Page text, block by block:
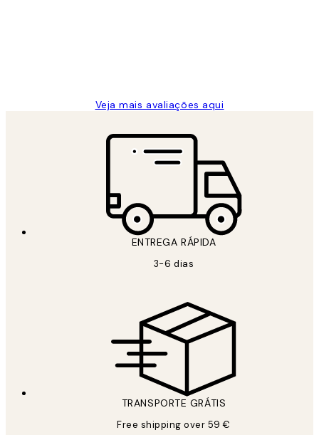
Veja mais avaliações aqui
ENTREGA RÁPIDA
3-6 dias
TRANSPORTE GRÁTIS
Free shipping over 59 €